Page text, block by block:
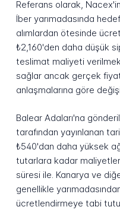
Referans olarak,
İber yarımadasında
alımlardan ötesinde
₺2,160'den daha düşük
teslimat maliyeti
sağlar ancak gerçek
anlaşmalarına göre
Balear Adaları'na
tarafından yayınlanan
₺540'dan daha yüksek
tutarlara kadar
süresi ile. Kanarya ve
genellikle
ücretlendirmeye tabi